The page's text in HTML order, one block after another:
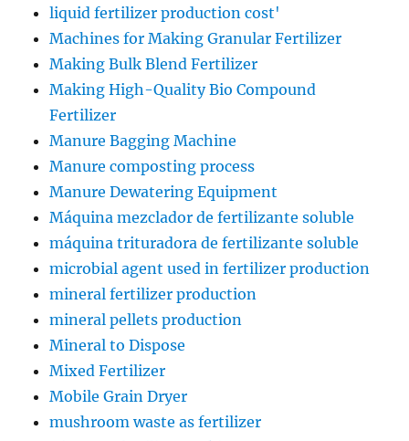
liquid fertilizer production cost'
Machines for Making Granular Fertilizer
Making Bulk Blend Fertilizer
Making High-Quality Bio Compound
Fertilizer
Manure Bagging Machine
Manure composting process
Manure Dewatering Equipment
Máquina mezclador de fertilizante soluble
máquina trituradora de fertilizante soluble
microbial agent used in fertilizer production
mineral fertilizer production
mineral pellets production
Mineral to Dispose
Mixed Fertilizer
Mobile Grain Dryer
mushroom waste as fertilizer